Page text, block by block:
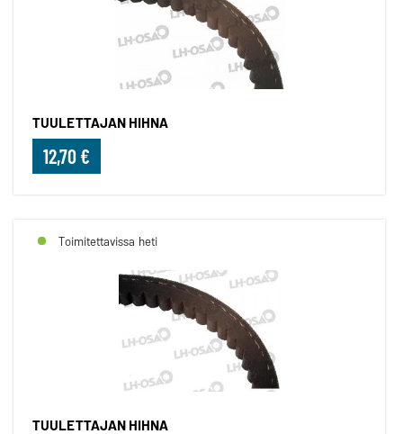
TUULETTAJAN HIHNA
12,70 €
Toimitettavissa heti
TUULETTAJAN HIHNA